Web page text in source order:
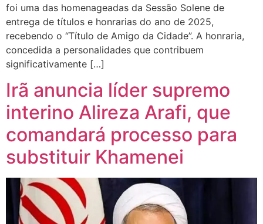
foi uma das homenageadas da Sessão Solene de
entrega de títulos e honrarias do ano de 2025,
recebendo o “Título de Amigo da Cidade”. A honraria,
concedida a personalidades que contribuem
significativamente […]
Irã anuncia líder supremo
interino Alireza Arafi, que
comandará processo para
substituir Khamenei